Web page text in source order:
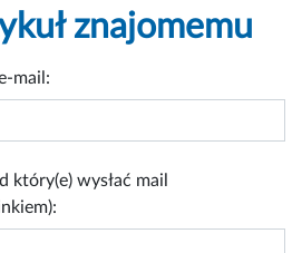
znajomemu
mail:
który(e) wysłać mail